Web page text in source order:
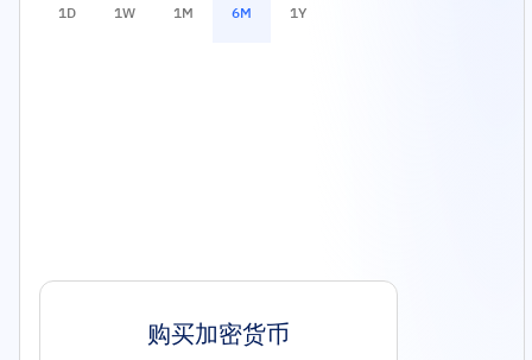
1D 1W 1M 6M 1Y
购买加密货币